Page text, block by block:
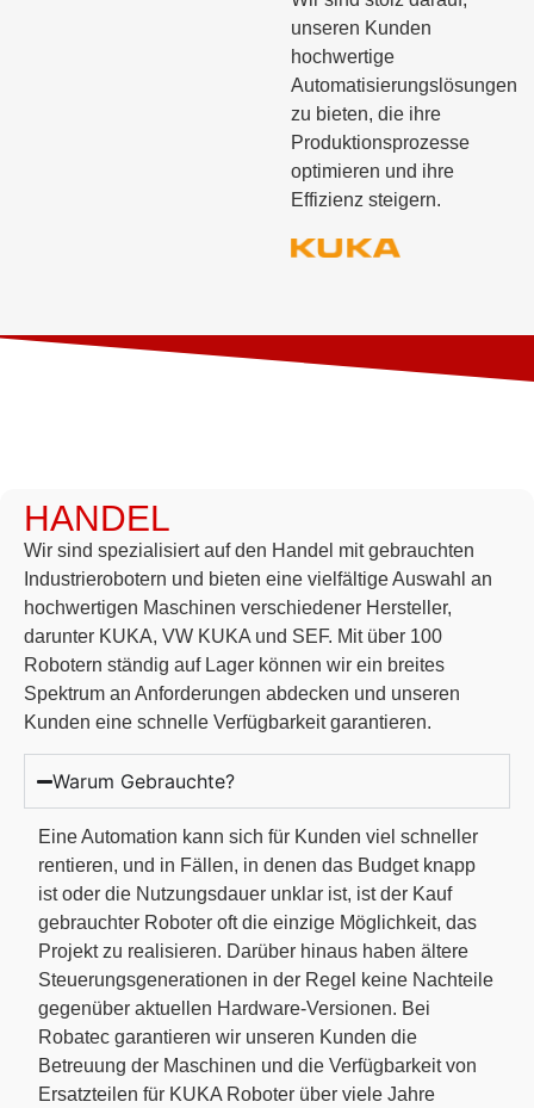
unseren Kunden
hochwertige
Automatisierungslösungen
zu bieten, die ihre
Produktionsprozesse
optimieren und ihre
Effizienz steigern.
HANDEL
Wir sind spezialisiert auf den Handel mit gebrauchten
Industrierobotern und bieten eine vielfältige Auswahl an
hochwertigen Maschinen verschiedener Hersteller,
darunter KUKA, VW KUKA und SEF. Mit über 100
Robotern ständig auf Lager können wir ein breites
Spektrum an Anforderungen abdecken und unseren
Kunden eine schnelle Verfügbarkeit garantieren.
Warum Gebrauchte?
Eine Automation kann sich für Kunden viel schneller
rentieren, und in Fällen, in denen das Budget knapp
ist oder die Nutzungsdauer unklar ist, ist der Kauf
gebrauchter Roboter oft die einzige Möglichkeit, das
Projekt zu realisieren. Darüber hinaus haben ältere
Steuerungsgenerationen in der Regel keine Nachteile
gegenüber aktuellen Hardware-Versionen. Bei
Robatec garantieren wir unseren Kunden die
Betreuung der Maschinen und die Verfügbarkeit von
Ersatzteilen für KUKA Roboter über viele Jahre